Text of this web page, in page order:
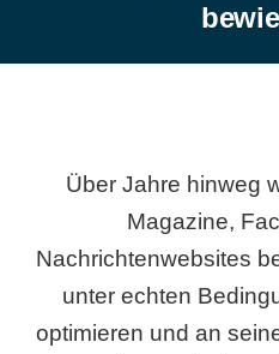
Über Jahre hinweg
Magazine,
Nachrichtenwebsites
unter echten
optimieren und an